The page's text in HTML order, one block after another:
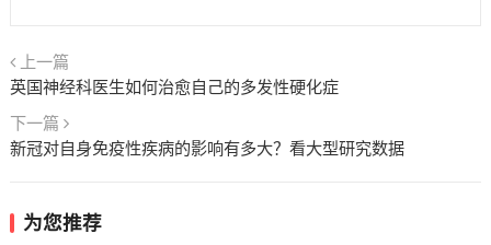
上一篇
英国神经科医生如何治愈自己的多发性硬化症
下一篇
新冠对自身免疫性疾病的影响有多大？看大型研究数据
为您推荐